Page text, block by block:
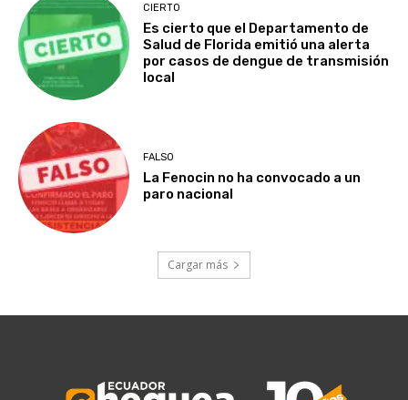
CIERTO
Es cierto que el Departamento de
Salud de Florida emitió una alerta
por casos de dengue de transmisión
local
FALSO
La Fenocin no ha convocado a un
paro nacional
Cargar más